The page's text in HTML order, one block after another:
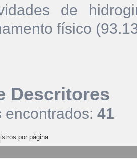
de
físico
Descritores
encontrados: 41
por página